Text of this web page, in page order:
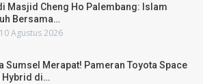
Masjid Cheng Ho Palembang: Islam
Bersama…
Agustus 2026
Sumsel Merapat! Pameran Toyota Space
Hybrid di…